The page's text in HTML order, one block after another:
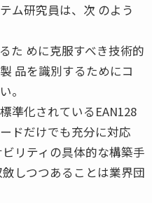
ム研究員は、次 のよう
た めに克服すべき技術的
品を識別するためにコ
。
準化されているEAN128
ドだけでも充分に対応
リティの具体的な構築手
しつつあることは業界団